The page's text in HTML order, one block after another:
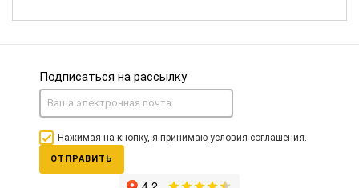
Подписаться на рассылку
Нажимая на кнопку, я принимаю условия соглашения.
ОТПРАВИТЬ